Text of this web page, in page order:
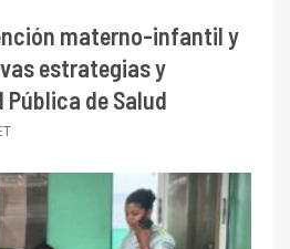
materno-infantil y
estrategias y
Pública de Salud